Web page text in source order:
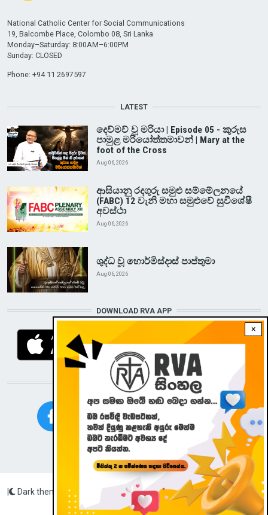
×
National Catholic Center for Social Communications
19, Balcombe Place, Colombo 08, Sri Lanka
Monday–Saturday: 8:00AM–6:00PM
Sunday: CLOSED
Phone: +94 11 2697597
LATEST
දෙව්මව් වූ මරියා | Episode 05 - කුරුස
පාමුළ මරියෝත්තමාවන් | Mary at the
foot of the Cross
Aug 06, 2026
ආසියානු රදගුරු සමුළු සම්මේලනයේ
(FABC) 12 වැනි මහා සමුළුවේ සුවිශේෂී
අවස්ථා
Aug 06, 2026
ශුද්ධ වූ හොර්මිස්දාස් පාප්තුමා
Aug 06, 2026
DOWNLOAD RVA APP
STAY CONNECTED WITH US!
Radio Veritas Asia © 2023
Dark theme